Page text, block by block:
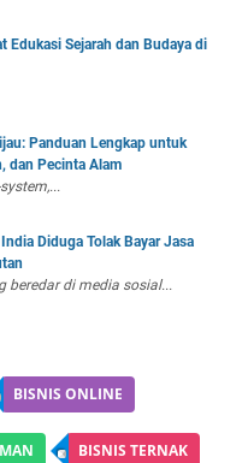
Edukasi Sejarah dan Budaya di
Panduan Lengkap untuk
dan Pecinta Alam
Diduga Tolak Bayar Jasa
beredar di media sosial...
BISNIS ONLINE
BISNIS TERNAK